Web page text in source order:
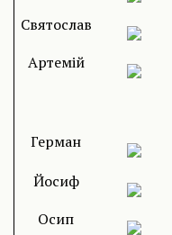
Святослав
Артемій
Герман
Йосиф
Осип